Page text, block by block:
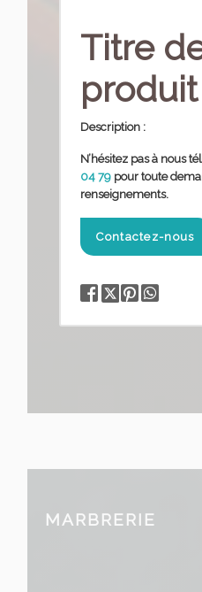
MARBRERIE
Titre
produit
Description :
N’hésitez pas à nous
04 79 pour toute
renseignements.
Contactez-nous